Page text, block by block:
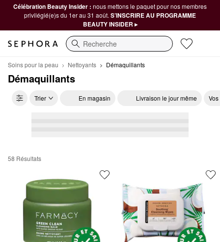
Célébration Beauty Insider : nous mettons le paquet pour nos membres
privilégié(e)s du 1er au 31 août. S’INSCRIRE AU PROGRAMME
BEAUTY INSIDER ▸
Recherche
Soins pour la peau Nettoyants Démaquillants
Démaquillants
Trier En magasin Livraison le jour même
Démaquillants
58 Résultats